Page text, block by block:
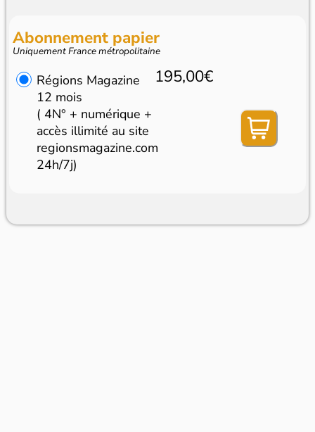
Abonnement papier
Uniquement France métropolitaine
Régions Magazine
12 mois
( 4N° + numérique +
accès illimité au site
regionsmagazine.com
24h/7j)
195,00€